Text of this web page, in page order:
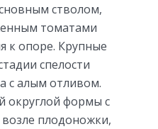
стволом,
томатами
к опоре. Крупные
спелости
с алым отливом.
округлой формы с
плодоножки,